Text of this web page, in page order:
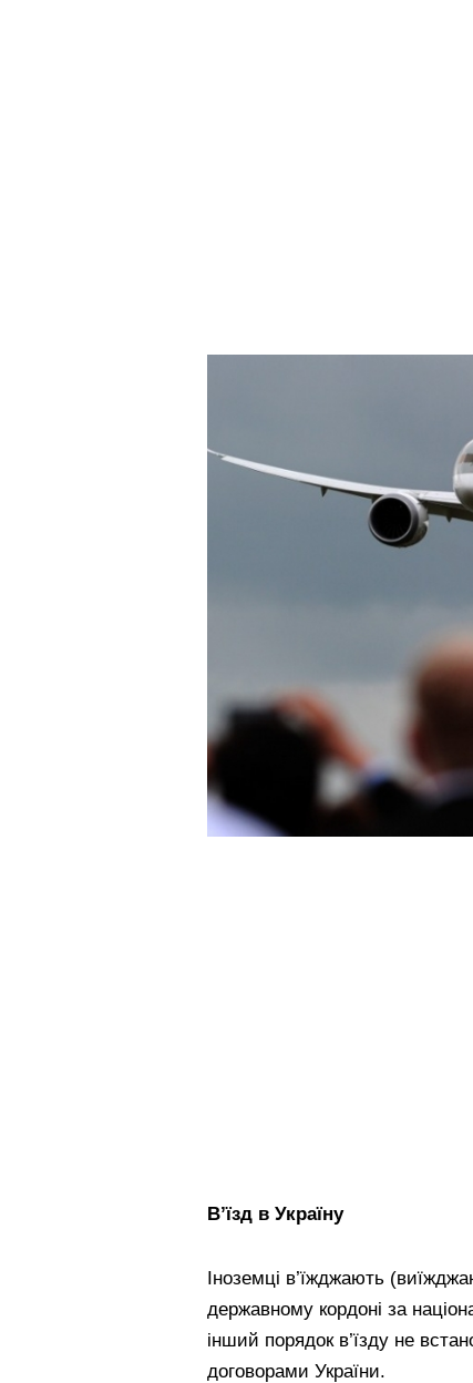
В’їзд в Україну
Іноземці в’їжджають
державному кордоні за
інший порядок в’їзду не
договорами України.